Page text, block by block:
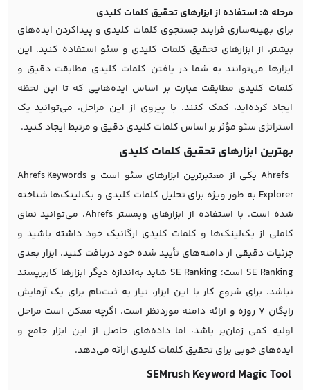
مرحله 5: استفاده از ابزارهای تحقیق کلمات کلیدی
برای بهینه‌سازی فرایند جستجوی کلمات کلیدی و پیداکردن ایده‌های
بیشتر، از ابزارهای تحقیق کلمات کلیدی و سئو استفاده کنید. این
ابزارها می‌توانند به شما در یافتن کلمات کلیدی مطابقت دقیق و
کلمات کلیدی مطابقت عبارت بر اساس ایده‌هایی که تا این لحظه
ایجاد کرده‌اید، کمک کنند. با پیروی از این مراحل، می‌توانید یک
استراتژی سئو مؤثر بر اساس کلمات کلیدی دقیق و مرتبط ایجاد کنید.
بهترین ابزارهای تحقیق کلمات کلیدی
Ahrefs یکی از معتبرترین ابزارهای سئو است و Ahrefs Keywords
Explorer به طور ویژه برای تحلیل کلمات کلیدی و بک‌لینک‌ها شناخته
شده است. با استفاده از ابزارهای وبمستر Ahrefs، می‌توانید نمای
کاملی از بک‌لینک‌ها و کلمات کلیدی ارگانیک خود داشته باشید و
جزئیات دقیقی از دامنه‌های تأیید شده خود دریافت کنید. ابزار بعدی
SE Ranking است؛ SE Ranking شاید به‌اندازه دیگر ابزارها کاربرپسند
نباشد. برای شروع کار با این ابزار، نیاز به ثبت‌نام برای یک آزمایش
رایگان ۷ روزه و ارائه دامنه موردنظر است. اگرچه ممکن است مراحل
اولیه کمی زمان‌بر باشد، اما داده‌های حاصل از این ابزار جامع و
ایده‌های خوبی برای تحقیق کلمات کلیدی ارائه می‌دهد.
SEMrush Keyword Magic Tool